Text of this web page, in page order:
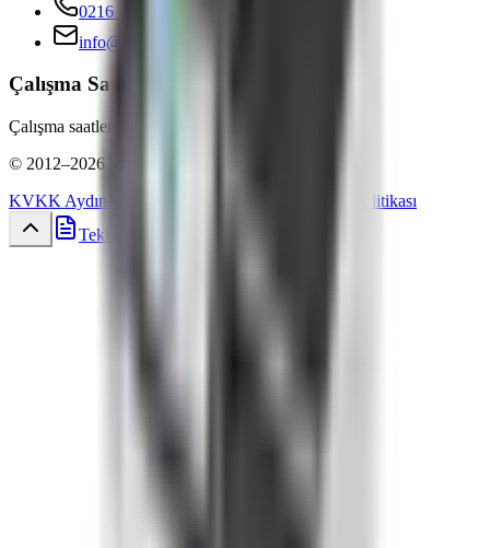
0216 469 7979
info@mycopier.net
Çalışma Saatleri
Çalışma saatleri belirtilmemiş.
© 2012–2026
KVKK Aydınlatma Metni
Çerez Politikası
Teklif Al